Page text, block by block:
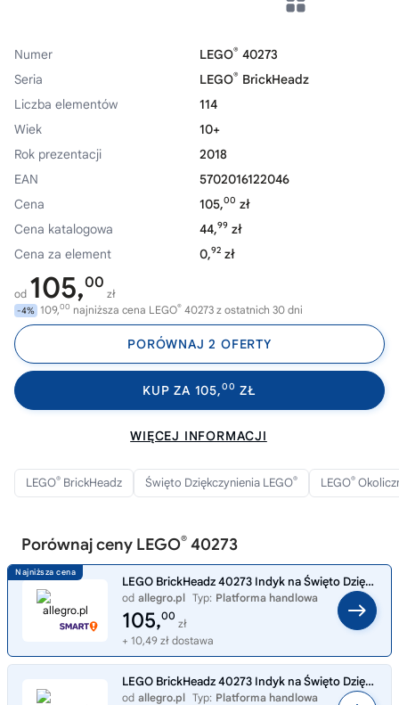
Numer LEGO® 40273
Seria
LEGO® BrickHeadz
Liczba elementów
114
Wiek
10+
Rok prezentacji
2018
EAN
5702016122046
Cena
105,00 zł
Cena katalogowa
44,99 zł
Cena za element
0,92 zł
od 105,00
zł
-4% 109,00 najniższa cena LEGO® 40273 z ostatnich 30 dni
PORÓWNAJ 2 OFERTY
KUP ZA 105,00 ZŁ
WIĘCEJ INFORMACJI
LEGO® BrickHeadz Święto Dziękczynienia LEGO® LEGO®
Porównaj ceny LEGO® 40273
LEGO BrickHeadz 40273 Indyk na Święto Dziękczynienia
od allegro.pl Typ: Platforma handlowa
105,00
zł
+ 10,49 zł dostawa
LEGO BrickHeadz 40273 Indyk na Święto Dziękczynienia
od allegro.pl Typ: Platforma handlowa